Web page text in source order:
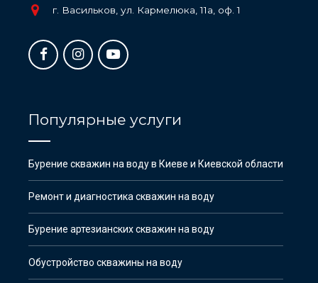
г. Васильков, ул. Кармелюка, 11а, оф. 1
Популярные услуги
Бурение скважин на воду в Киеве и Киевской области
Ремонт и диагностика скважин на воду
Бурение артезианских скважин на воду
Обустройство скважины на воду